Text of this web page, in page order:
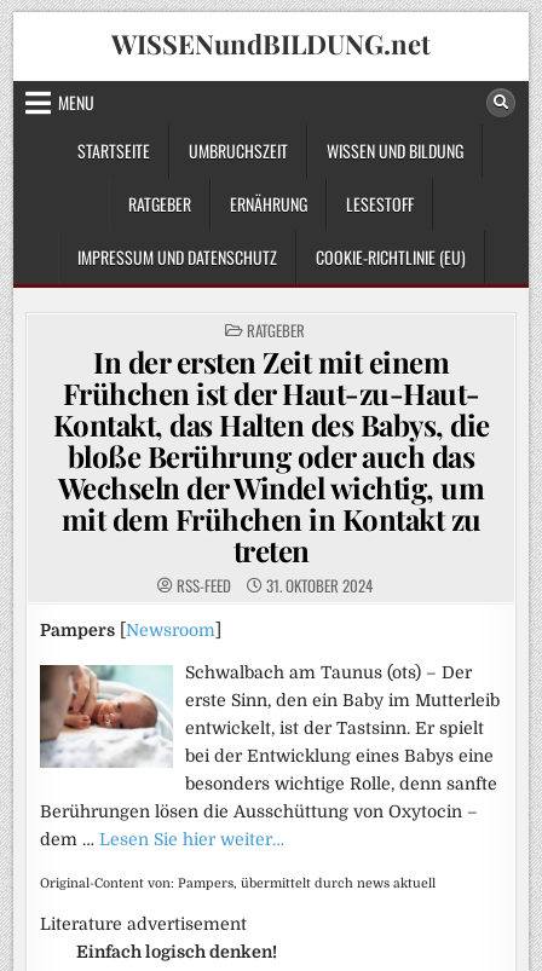
Skip
to
content
WISSENundBILDUNG.net
MENU
STARTSEITE
UMBRUCHSZEIT WISSEN UND BILDUNG
RATGEBER ERNÄHRUNG LESESTOFF
IMPRESSUM UND DATENSCHUTZ COOKIE-RICHTLINIE (EU)
POSTED
IN
RATGEBER
In der ersten Zeit mit einem
Frühchen ist der Haut-zu-Haut-
Kontakt, das Halten des Babys, die
bloße Berührung oder auch das
Wechseln der Windel wichtig, um
mit dem Frühchen in Kontakt zu
treten
RSS-FEED 31. OKTOBER 2024
Pampers [Newsroom
Schwalbach am Taunus (ots) – Der
erste Sinn, den ein Baby im Mutterleib
entwickelt, ist der Tastsinn. Er spielt
bei der Entwicklung eines Babys eine
besonders wichtige Rolle, denn sanfte
Berührungen lösen die Ausschüttung von Oxytocin –
dem …Lesen Sie hier weiter…
Original-Content von: Pampers, übermittelt durch news aktuell
Literature advertisement
Einfach logisch denken!